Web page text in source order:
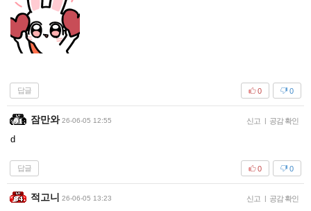
답글 0
0
잠만와 26-06-05 12:55 신고 | 공감 확인
d
답글 0
0
적고니 26-06-05 13:23 신고 | 공감 확인